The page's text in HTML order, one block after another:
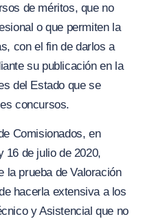
de méritos, que no
o que permiten la
, con el fin de darlos a
su publicación en la
del Estado que se
concursos.
Comisionados, en
16 de julio de 2020,
la prueba de Valoración
hacerla extensiva a los
y Asistencial que no